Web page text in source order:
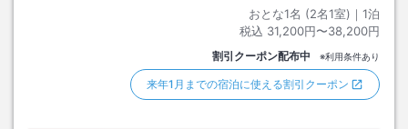
おとな1名 (2名1室)｜ 1泊
税込 31,200円〜38,200円
割引クーポン配布中 ※利用条件あり
来年1月までの宿泊に使える割引クーポン